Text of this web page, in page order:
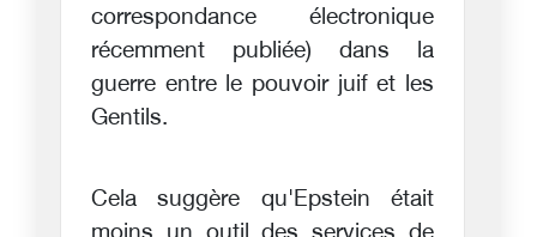
correspondance électronique
récemment publiée) dans la
guerre entre le pouvoir juif et les
Gentils.
Cela suggère qu'Epstein était